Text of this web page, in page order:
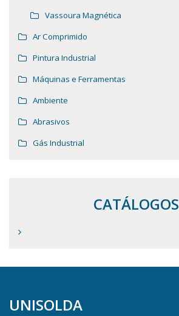
Vassoura Magnética
Ar Comprimido
Pintura Industrial
Máquinas e Ferramentas
Ambiente
Abrasivos
Gás Industrial
CATÁLOGOS
UNISOLDA